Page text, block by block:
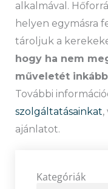
alkalmával.
helyen egymásra
tároljuk a
hogy ha nem
műveletét
További
szolgáltatásainkat,
ajánlatot.
Kategóriák